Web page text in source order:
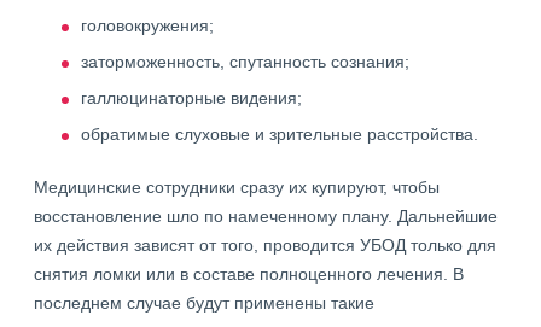
головокружения;
заторможенность, спутанность сознания;
галлюцинаторные видения;
обратимые слуховые и зрительные расстройства.
Медицинские сотрудники сразу их купируют, чтобы
восстановление шло по намеченному плану. Дальнейшие
их действия зависят от того, проводится УБОД только для
снятия ломки или в составе полноценного лечения. В
последнем случае будут применены такие